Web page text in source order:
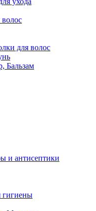
волос
для волос
Бальзам
и антисептики
гигиены